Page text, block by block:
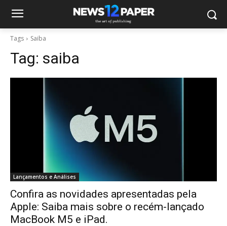
Tags Saiba
Tag: saiba
Lançamentos e Análises
Confira as novidades apresentadas pela
Apple: Saiba mais sobre o recém-lançado
MacBook M5 e iPad.